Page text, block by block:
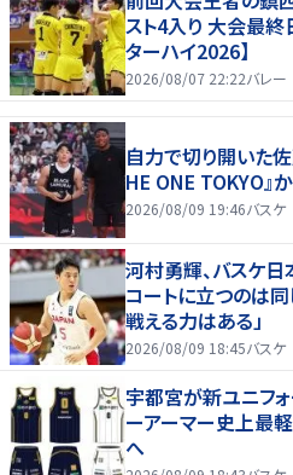
スト4入り 大会最終
ターハイ2026】
2026/08/07 22:22バレー
自力で切り開いた
HE ONE TOKYO』
2026/08/09 19:46バスケ
河村勇輝、バスケ日
コートに立つのは同
戦える力はある」
2026/08/09 18:45バスケ
宇都宮が新ユニフ
ーアーマー史上最
へ